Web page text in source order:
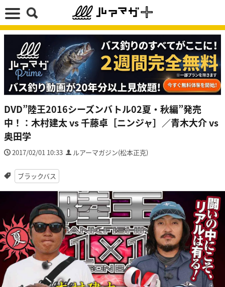
DVD”陸王2016シーズンバトル02夏・秋編”発売
中！：木村建太 vs 千藤卓［ニンジャ］／青木大介 vs
奥田学
2017/02/01 10:33 ルアーマガジン(松本正克)
ブラックバス